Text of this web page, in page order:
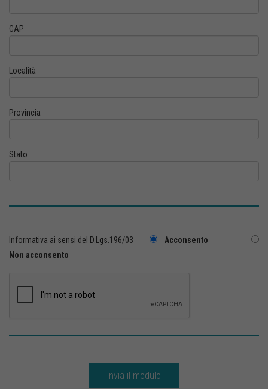
CAP
Località
Provincia
Stato
Informativa ai sensi del D.Lgs.196/03
Acconsento
Non acconsento
Invia il modulo